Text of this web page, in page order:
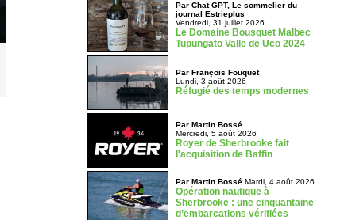
Par Chat GPT, Le sommelier du
journal Estrieplus
Vendredi, 31 juillet 2026
Le Domaine Bousquet Malbec
Tupungato Valle de Uco 2024
Par François Fouquet
Lundi, 3 août 2026
Réfugié des temps modernes
Par Martin Bossé
Mercredi, 5 août 2026
Royer de Sherbrooke fait
l'acquisition de Baffin
Par Martin BosséMardi, 4 août 2026
Opération nautique à
Sherbrooke : une cinquantaine
d’embarcations vérifiées